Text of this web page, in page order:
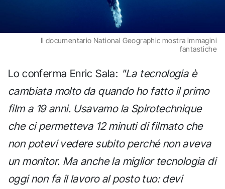
Il documentario National Geographic mostra immagini
fantastiche
Lo conferma Enric Sala: "La tecnologia è
cambiata molto da quando ho fatto il primo
film a 19 anni. Usavamo la Spirotechnique
che ci permetteva 12 minuti di filmato che
non potevi vedere subito perché non aveva
un monitor. Ma anche la miglior tecnologia di
oggi non fa il lavoro al posto tuo: devi